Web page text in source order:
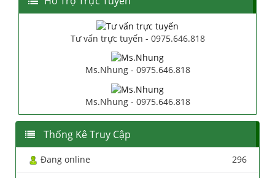
Tư vấn trực tuyến - 0975.646.818
Ms.Nhung - 0975.646.818
Ms.Nhung - 0975.646.818
Thống Kê Truy Cập
Đang online 296